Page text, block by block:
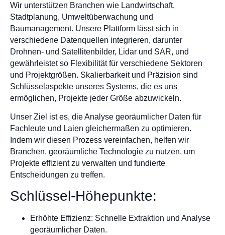
Wir unterstützen Branchen wie Landwirtschaft,
Stadtplanung, Umweltüberwachung und
Baumanagement. Unsere Plattform lässt sich in
verschiedene Datenquellen integrieren, darunter
Drohnen- und Satellitenbilder, Lidar und SAR, und
gewährleistet so Flexibilität für verschiedene Sektoren
und Projektgrößen. Skalierbarkeit und Präzision sind
Schlüsselaspekte unseres Systems, die es uns
ermöglichen, Projekte jeder Größe abzuwickeln.
Unser Ziel ist es, die Analyse georäumlicher Daten für
Fachleute und Laien gleichermaßen zu optimieren.
Indem wir diesen Prozess vereinfachen, helfen wir
Branchen, georäumliche Technologie zu nutzen, um
Projekte effizient zu verwalten und fundierte
Entscheidungen zu treffen.
Schlüssel-Höhepunkte:
Erhöhte Effizienz: Schnelle Extraktion und Analyse
georäumlicher Daten.